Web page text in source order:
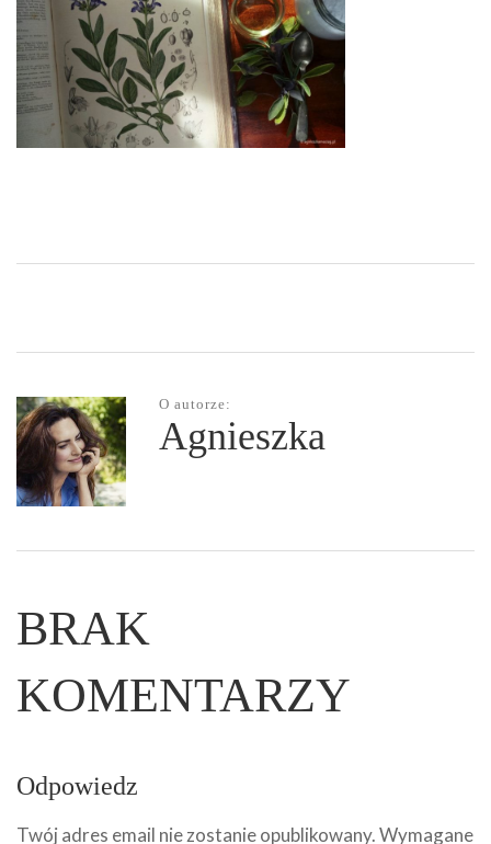
O autorze:
Agnieszka
BRAK
KOMENTARZY
Odpowiedz
Twój adres email nie zostanie opublikowany.Wymagane